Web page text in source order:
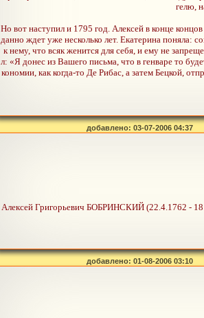
гелю,
Но вот наступил и 1795 год. Алексей в конце
данно ждет уже несколько лет. Екатерина поняла:
к нему, что всяк женится для себя, и ему не
л: «Я донес из Вашего письма, что в генваре то
кономии, как когда-то Де Рибас, а затем Бецкой,
добавлено: 03-07-2006 04:37
Алексей Григорьевич БОБРИНСКИЙ (22.4.1762 -
добавлено: 01-08-2006 03:10